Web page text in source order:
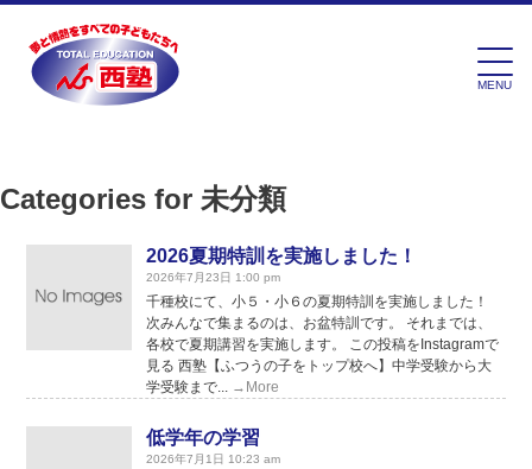
MENU
Categories for 未分類
2026夏期特訓を実施しました！
2026年7月23日 1:00 pm
千種校にて、小５・小６の夏期特訓を実施しました！
次みんなで集まるのは、お盆特訓です。 それまでは、
各校で夏期講習を実施します。 この投稿をInstagramで
見る 西塾【ふつうの子をトップ校へ】中学受験から大
学受験まで... →More
低学年の学習
2026年7月1日 10:23 am